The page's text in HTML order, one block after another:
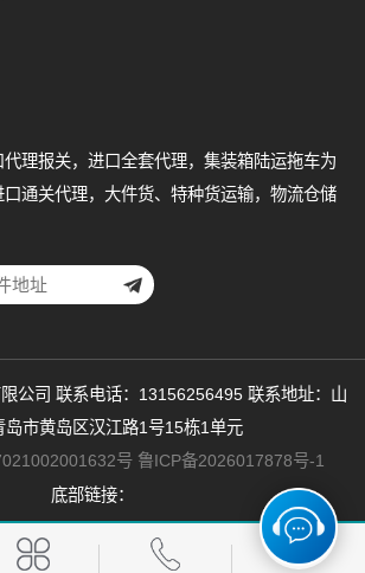
理报关，进口全套代理，集装箱陆运拖车为
通关代理，大件货、特种货运输，物流仓储
公司 联系电话：13156256495 联系地址：山
岛市黄岛区汉江路1号15栋1单元
号 鲁ICP备2026017878号-1
底部链接：